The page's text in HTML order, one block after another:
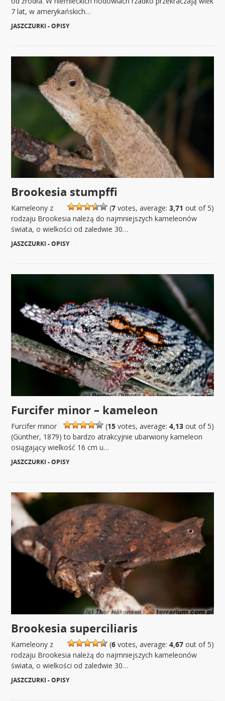
7 lat, w amerykańskich…
JASZCZURKI - OPISY
Brookesia stumpffi
(7votes, average: 3,71 out of 5)
Kameleony z
rodzaju Brookesia należą do najmniejszych kameleonów
świata, o wielkości od zaledwie 30…
JASZCZURKI - OPISY
Furcifer minor – kameleon
(15votes, average: 4,13out of 5)
Furcifer minor
(Günther, 1879) to bardzo atrakcyjnie ubarwiony kameleon
osiągający wielkość 16 cm u…
JASZCZURKI - OPISY
Brookesia superciliaris
(6votes, average: 4,67out of 5)
Kameleony z
rodzaju Brookesia należą do najmniejszych kameleonów
świata, o wielkości od zaledwie 30…
JASZCZURKI - OPISY